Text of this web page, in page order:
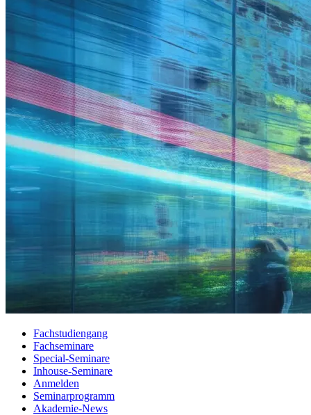
Fachstudiengang
Fachseminare
Special-Seminare
Inhouse-Seminare
Anmelden
Seminarprogramm
Akademie-News